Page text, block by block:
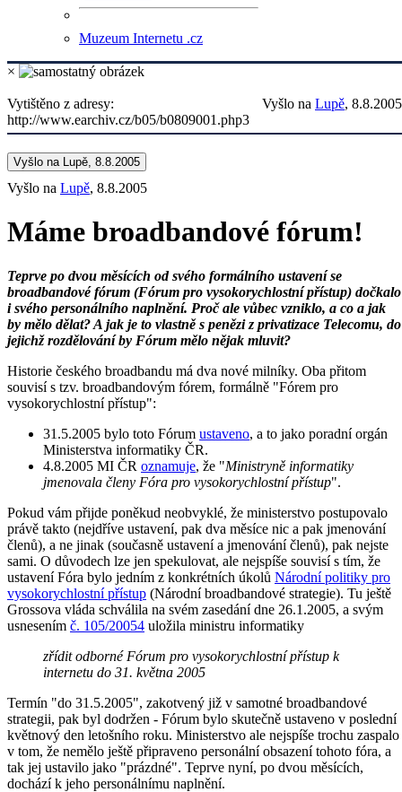
Muzeum Internetu .cz
×
Vyšlo na Lupě, 8.8.2005
Vytištěno z adresy:
http://www.earchiv.cz/b05/b0809001.php3
Vyšlo na Lupě, 8.8.2005
Vyšlo na Lupě, 8.8.2005
Máme broadbandové fórum!
Teprve po dvou měsících od svého formálního ustavení se
broadbandové fórum (Fórum pro vysokorychlostní přístup) dočkalo
i svého personálního naplnění. Proč ale vůbec vzniklo, a co a jak
by mělo dělat? A jak je to vlastně s penězi z privatizace Telecomu, do
jejichž rozdělování by Fórum mělo nějak mluvit?
Historie českého broadbandu má dva nové milníky. Oba přitom
souvisí s tzv. broadbandovým fórem, formálně "Fórem pro
vysokorychlostní přístup":
31.5.2005 bylo toto Fórum ustaveno, a to jako poradní orgán
Ministerstva informatiky ČR.
4.8.2005 MI ČR oznamuje, že "Ministryně informatiky
jmenovala členy Fóra pro vysokorychlostní přístup".
Pokud vám přijde poněkud neobvyklé, že ministerstvo postupovalo
právě takto (nejdříve ustavení, pak dva měsíce nic a pak jmenování
členů), a ne jinak (současně ustavení a jmenování členů), pak nejste
sami. O důvodech lze jen spekulovat, ale nejspíše souvisí s tím, že
ustavení Fóra bylo jedním z konkrétních úkolů Národní politiky pro
vysokorychlostní přístup (Národní broadbandové strategie). Tu ještě
Grossova vláda schválila na svém zasedání dne 26.1.2005, a svým
usnesením č. 105/20054 uložila ministru informatiky
zřídit odborné Fórum pro vysokorychlostní přístup k
internetu do 31. května 2005
Termín "do 31.5.2005", zakotvený již v samotné broadbandové
strategii, pak byl dodržen - Fórum bylo skutečně ustaveno v poslední
květnový den letošního roku. Ministerstvo ale nejspíše trochu zaspalo
v tom, že nemělo ještě připraveno personální obsazení tohoto fóra, a
tak jej ustavilo jako "prázdné". Teprve nyní, po dvou měsících,
dochází k jeho personálnímu naplnění.